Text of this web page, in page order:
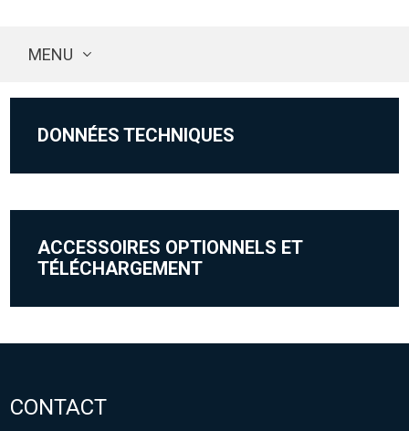
MENU
DONNÉES TECHNIQUES
ACCESSOIRES OPTIONNELS ET
TÉLÉCHARGEMENT
CONTACT